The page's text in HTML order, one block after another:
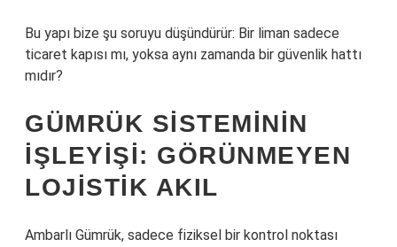
Bu yapı bize şu soruyu düşündürür: Bir liman sadece
ticaret kapısı mı, yoksa aynı zamanda bir güvenlik hattı
mıdır?
GÜMRÜK SISTEMININ
IŞLEYIŞI: GÖRÜNMEYEN
LOJISTIK AKIL
Ambarlı Gümrük, sadece fiziksel bir kontrol noktası